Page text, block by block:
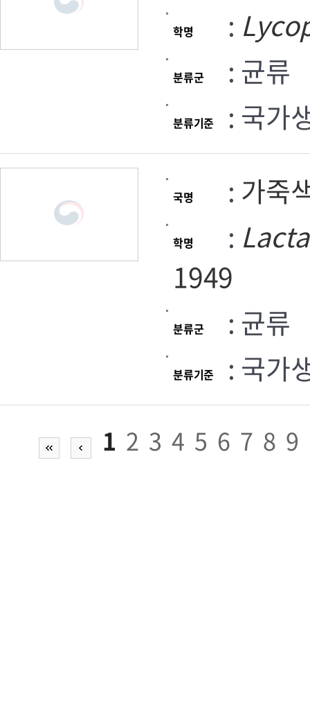
학명 :
분류군 : 균류
분류기준 : 국가
국명 : 가죽
학명 :
1949
분류군 : 균류
분류기준 : 국가
1 2 3 4 5 6 7 8 9